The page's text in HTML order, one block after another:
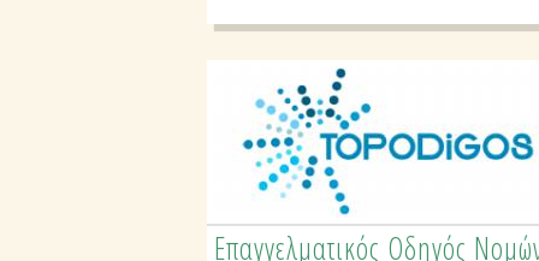
Επαγγελματικός Οδηγός
Τουριστικός Οδηγός Νομών &